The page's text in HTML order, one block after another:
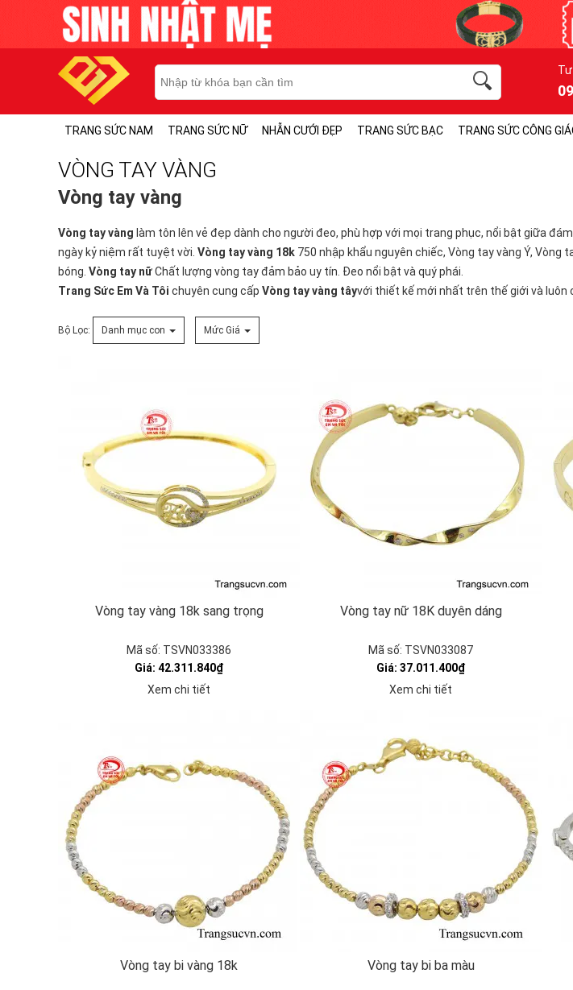
TRANG SỨC NAM TRANG SỨC NỮ NHẪN CƯỚI ĐẸP TRANG SỨC BẠC TRANG SỨC CÔNG
VÒNG TAY VÀNG
Vòng tay vàng
Vòng tay vàng làm tôn lên vẻ đẹp dành cho người đeo, phù hợp với mọi trang phục, nổi bật giữa
ngày kỷ niệm rất tuyệt vời. Vòng tay vàng 18k 750 nhập khẩu nguyên chiếc, Vòng tay vàng Ý,
bóng. Vòng tay nữChất lượng vòng tay đảm bảo uy tín. Đeo nổi bật và quý phái.
Trang Sức Em Và Tôi chuyên cung cấp Vòng tay vàng tâyvới thiết kế mới nhất trên thế giới và
Bộ Lọc: Danh mục con Mức Giá
Vòng tay vàng 18k sang trọng
Mã số: TSVN033386
Giá: 42.311.840₫
Xem chi tiết
Vòng tay nữ 18K duyên dáng
Mã số: TSVN033087
Giá: 37.011.400₫
Xem chi tiết
Vòng tay bi vàng 18k Vòng tay bi ba màu